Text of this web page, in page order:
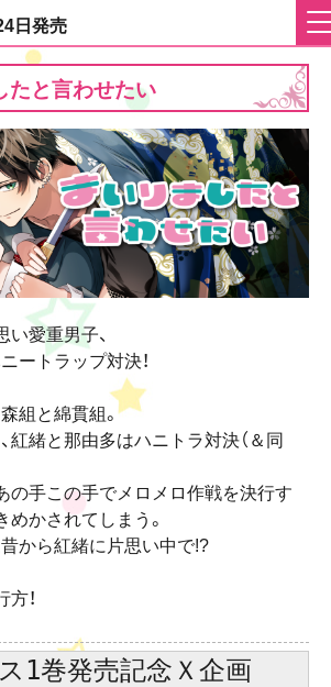
日発売
たと言わせたい
愛重男子、
ートラップ対決！
組と綿貫組。
紅緒と那由多はハニトラ対決（＆同
の手この手でメロメロ作戦を決行す
めかされてしまう。
から紅緒に片思い中で!?
！
1巻発売記念Ｘ企画